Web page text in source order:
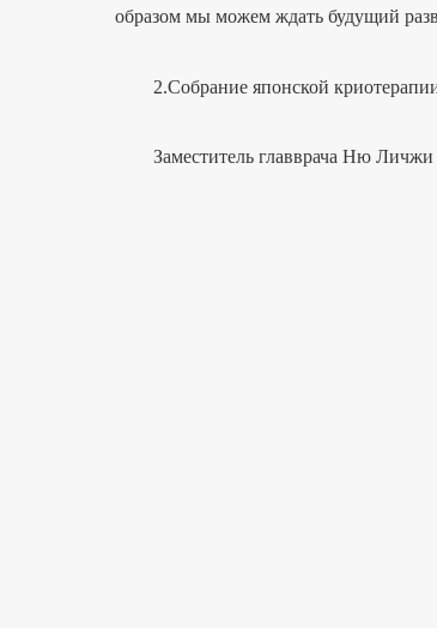
образом мы можем ждать будущий
2.Собрание японской
Заместитель главврача Ню Личжи